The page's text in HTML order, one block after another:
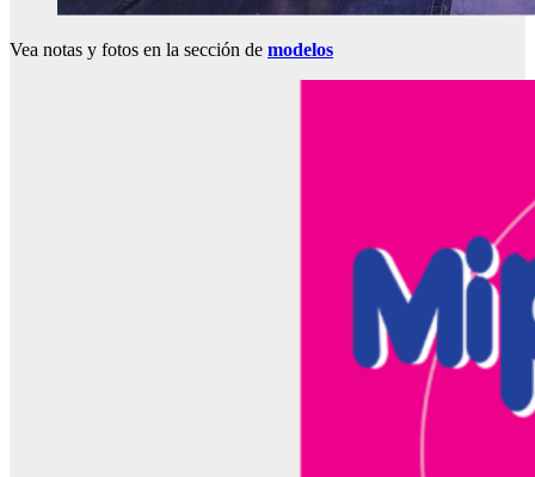
Vea notas y fotos en la sección de modelos